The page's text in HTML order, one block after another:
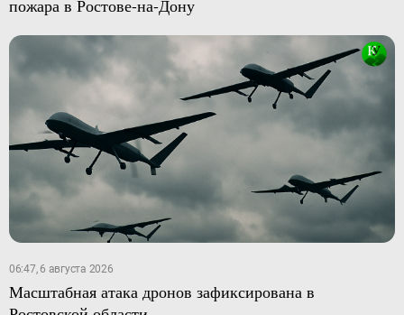
пожара в Ростове-на-Дону
06:47, 6 августа 2026
Масштабная атака дронов зафиксирована в